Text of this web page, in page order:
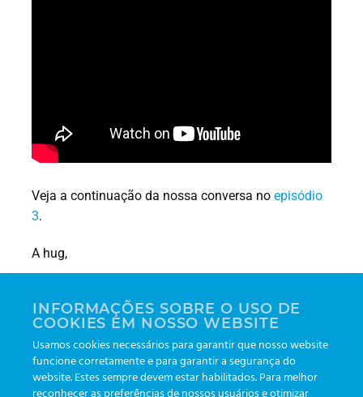
Veja a continuação da nossa conversa no episódio
3.
A hug,
Sales and Technology Manager
Por que a excelência ainda é
O laboratório do futuro não
INFORMAÇÕES SOBRE O USO DE
COOKIES EM NOSSO WEBSITE
Usamos cookies necessários para garantir que nosso website
funcione corretamente e para garantir a segurança do
website. Estes sempre devem estar habilitados. Para melhor